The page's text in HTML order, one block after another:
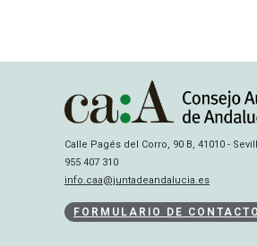
Calle Pagés del Corro, 90 B, 41010 -
955 407 310
info.caa@juntadeandalucia.es
FORMULARIO DE CONTACTO